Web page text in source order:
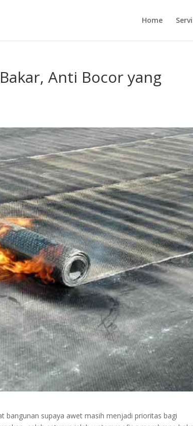
Home
Anti Bocor yang
bangunan supaya awet masih menjadi prioritas bagi